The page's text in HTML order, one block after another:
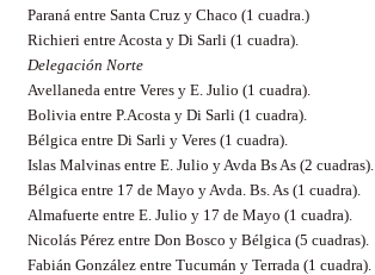
Paraná entre Santa Cruz y Chaco (1 cuadra.)
Richieri entre Acosta y Di Sarli (1 cuadra).
Delegación Norte
Avellaneda entre Veres y E. Julio (1 cuadra).
Bolivia entre P.Acosta y Di Sarli (1 cuadra).
Bélgica entre Di Sarli y Veres (1 cuadra).
Islas Malvinas entre E. Julio y Avda Bs As (2 cuadras).
Bélgica entre 17 de Mayo y Avda. Bs. As (1 cuadra).
Almafuerte entre E. Julio y 17 de Mayo (1 cuadra).
Nicolás Pérez entre Don Bosco y Bélgica (5 cuadras).
Fabián González entre Tucumán y Terrada (1 cuadra).